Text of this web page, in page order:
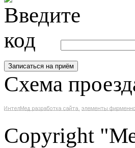
Схема
Copyright